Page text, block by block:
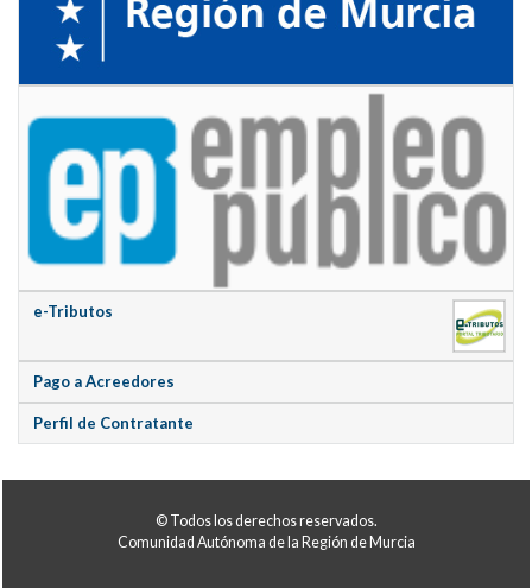
e-Tributos
Pago a Acreedores
Perfil de Contratante
© Todos los derechos reservados.
Comunidad Autónoma de la Región de Murcia